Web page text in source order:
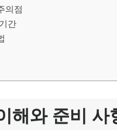
의점
간
해와 준비 사